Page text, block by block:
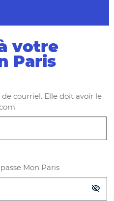
votre
Paris
courriel. Elle doit avoir le
Mon Paris